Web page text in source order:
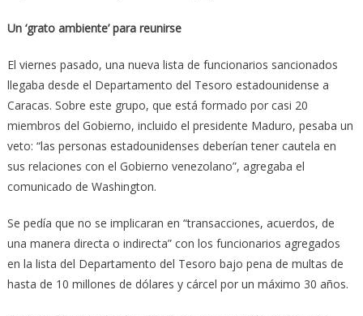
Un ‘grato ambiente’ para reunirse
El viernes pasado, una nueva lista de funcionarios sancionados
llegaba desde el Departamento del Tesoro estadounidense a
Caracas. Sobre este grupo, que está formado por casi 20
miembros del Gobierno, incluido el presidente Maduro, pesaba un
veto: “las personas estadounidenses deberían tener cautela en
sus relaciones con el Gobierno venezolano”, agregaba el
comunicado de Washington.
Se pedía que no se implicaran en “transacciones, acuerdos, de
una manera directa o indirecta” con los funcionarios agregados
en la lista del Departamento del Tesoro bajo pena de multas de
hasta de 10 millones de dólares y cárcel por un máximo 30 años.